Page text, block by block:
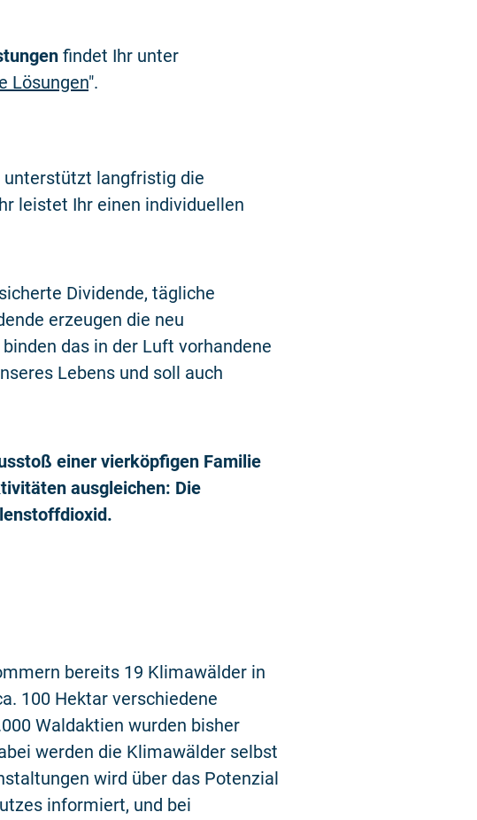
findet Ihr unter
Lösungen".
unterstützt langfristig die
leistet Ihr einen individuellen
Dividende, tägliche
erzeugen die neu
das in der Luft vorhandene
Lebens und soll auch
einer vierköpfigen Familie
ausgleichen: Die
bereits 19 Klimawälder in
100 Hektar verschiedene
Waldaktien wurden bisher
werden die Klimawälder selbst
wird über das Potenzial
informiert, und bei